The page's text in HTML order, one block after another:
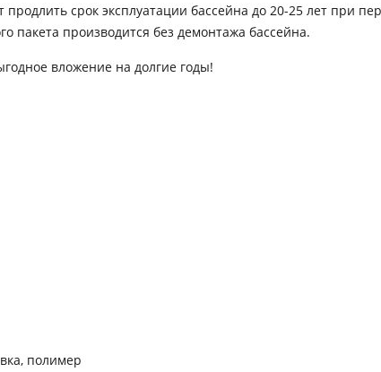
срок эксплуатации бассейна до 20-25 лет при
пакета производится без демонтажа бассейна.
вложение на долгие годы!
полимер